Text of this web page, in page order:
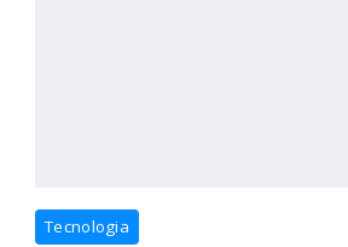
Tecnologia